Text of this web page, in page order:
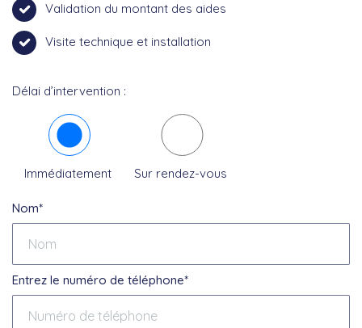
Validation du montant des aides
Visite technique et installation
Délai d’intervention :
Immédiatement Sur rendez-vous
Nom*
Entrez le numéro de téléphone*